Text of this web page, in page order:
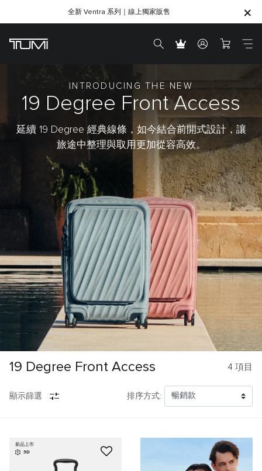
SHOP GIFTS
SHOP GIFTS
全新 Ventra 系列｜線上獨家販售
INTRODUCING THE NEW
19 Degree Front Access
延續 19 Degree 經典線條，如今結合前開式設計，讓
旅途中整理與取用更加從容高效。
19 Degree Front Access 4 項目
顯示篩選 排序方式:
新品上市
3D